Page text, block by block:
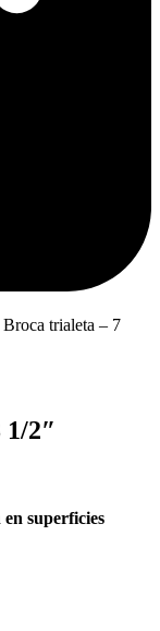
Broca trialeta – 7
2″
superficies